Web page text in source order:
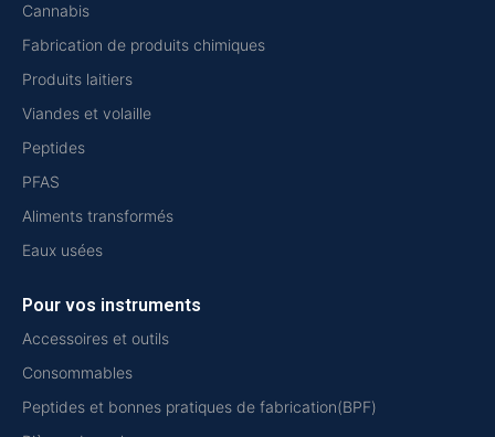
Cannabis
Fabrication de produits chimiques
Produits laitiers
Viandes et volaille
Peptides
PFAS
Aliments transformés
Eaux usées
Pour vos instruments
Accessoires et outils
Consommables
Peptides et bonnes pratiques de fabrication(BPF)